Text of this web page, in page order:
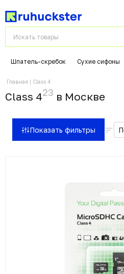
Шпатель-скребок Сухие сифоны
Главная Class 4
Class 423 в Москвe
Показать фильтры